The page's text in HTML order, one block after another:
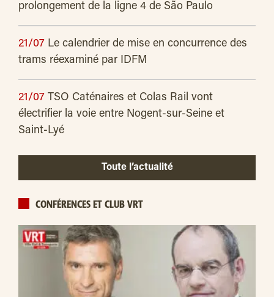
prolongement de la ligne 4 de São Paulo
21/07 Le calendrier de mise en concurrence des
trams réexaminé par IDFM
21/07 TSO Caténaires et Colas Rail vont
électrifier la voie entre Nogent-sur-Seine et
Saint-Lyé
Toute l’actualité
CONFÉRENCES ET CLUB VRT